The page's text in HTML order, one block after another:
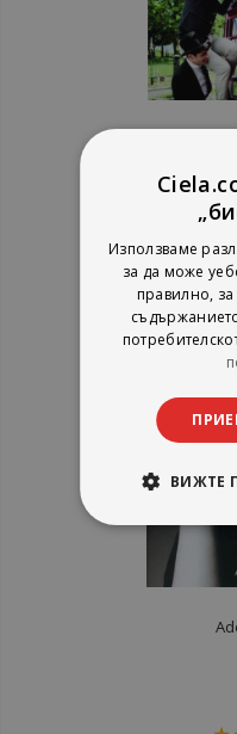
1%
Използваме
за да може
правилно,
ВИЖТЕ